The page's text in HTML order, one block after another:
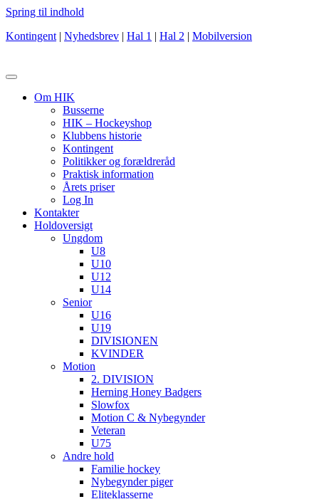
Spring til indhold
Kontingent | Nyhedsbrev | Hal 1 | Hal 2 | Mobilversion
Om HIK
Busserne
HIK – Hockeyshop
Klubbens historie
Kontingent
Politikker og forældreråd
Praktisk information
Årets priser
Log In
Kontakter
Holdoversigt
Ungdom
U8
U10
U12
U14
Senior
U16
U19
DIVISIONEN
KVINDER
Motion
2. DIVISION
Herning Honey Badgers
Slowfox
Motion C & Nybegynder
Veteran
U75
Andre hold
Familie hockey
Nybegynder piger
Eliteklasserne